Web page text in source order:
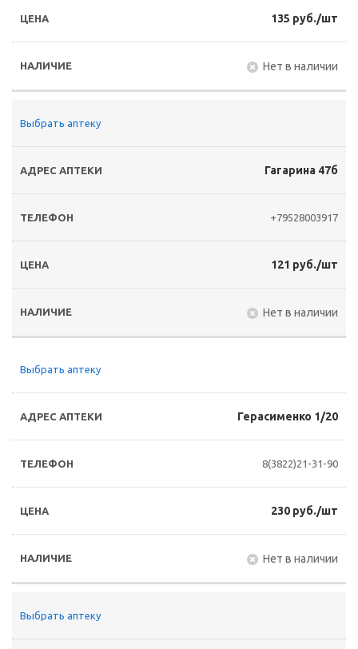
135 руб./шт
Нет в наличии
Выбрать аптеку
Гагарина 47б
+79528003917
121 руб./шт
Нет в наличии
Выбрать аптеку
Герасименко 1/20
8(3822)21-31-90
230 руб./шт
Нет в наличии
Выбрать аптеку